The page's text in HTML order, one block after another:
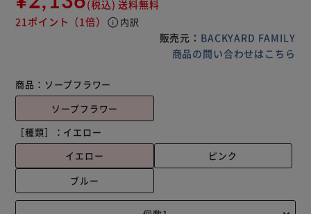
(税込) 送料無料
21ポイント （1倍） info 内訳
販売元： BACKYARD FAMILY
商品の問い合わせはこちら
商品： ソープフラワー
ソープフラワー
［種類］： イエロー
イエロー
ピンク
ブルー